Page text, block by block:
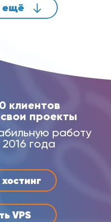
ещё
VPS
клиентов
проекты
работу
года